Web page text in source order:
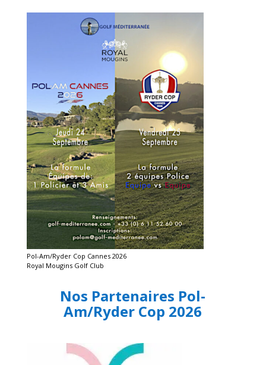
Pol-Am/Ryder Cop Cannes 2026
Royal Mougins Golf Club
Nos Partenaires Pol-
Am/Ryder Cop 2026